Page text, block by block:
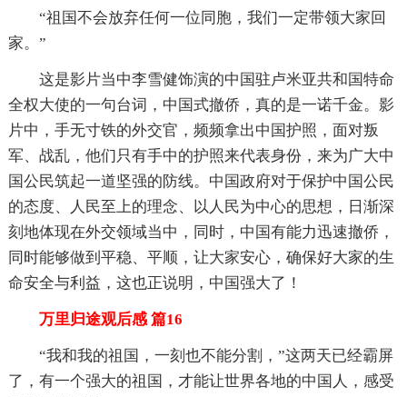
“祖国不会放弃任何一位同胞，我们一定带领大家回
家。”
这是影片当中李雪健饰演的中国驻卢米亚共和国特命
全权大使的一句台词，中国式撤侨，真的是一诺千金。影
片中，手无寸铁的外交官，频频拿出中国护照，面对叛
军、战乱，他们只有手中的护照来代表身份，来为广大中
国公民筑起一道坚强的防线。中国政府对于保护中国公民
的态度、人民至上的理念、以人民为中心的思想，日渐深
刻地体现在外交领域当中，同时，中国有能力迅速撤侨，
同时能够做到平稳、平顺，让大家安心，确保好大家的生
命安全与利益，这也正说明，中国强大了！
万里归途观后感 篇16
“我和我的祖国，一刻也不能分割，”这两天已经霸屏
了，有一个强大的祖国，才能让世界各地的中国人，感受